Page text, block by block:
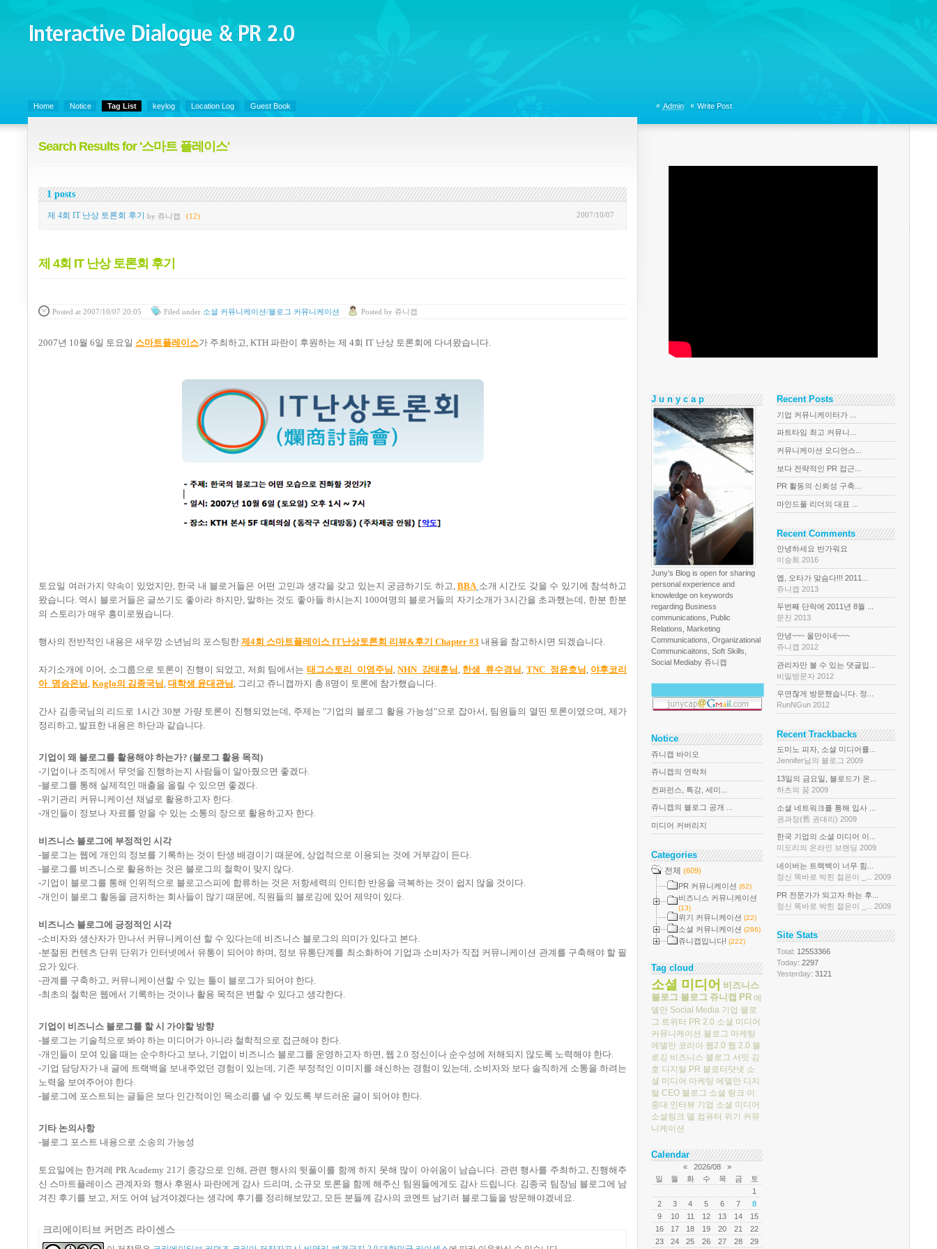
Interactive Dialogue &
PR 2.0
Home Notice Tag List keylog Location Log Guest Book
Search Results for '스마트 플레이스'
1 posts
2007/10/07
제 4회 IT 난상 토론회 후기 by 쥬니캡 (12)
제 4회 IT 난상 토론회 후기
Posted at 2007/10/07 20:05 Filed under 소셜 커뮤니케이션/블로그 커뮤니케이션 Posted by 쥬니캡
2007년 10월 6일 토요일 스마트플레이스가 주최하고, KTH 파란이 후원하는 제 4회 IT 난상 토론회에 다녀왔습니다.
토요일 여러가지 약속이 있었지만, 한국 내 블로거들은 어떤 고민과 생각을 갖고 있는지 궁금하기도 하고, BBA 소개 시간도 갖을 수 있기에 참석하고
왔습니다. 역시 블로거들은 글쓰기도 좋아라 하지만, 말하는 것도 좋아들 하시는지 100여명의 블로거들의 자기소개가 3시간을 초과했는데, 한분 한분
의 스토리가 매우 흥미로웠습니다.
행사의 전반적인 내용은 새우깡 소년님의 포스팅한 제4회 스마트플레이스 IT난상토론회 리뷰&후기 Chapter #3 내용을 참고하시면 되겠습니다.
자기소개에 이어, 소그룹으로 토론이 진행이 되었고, 저희 팀에서는 태그스토리 이영주님 NHN 강태훈님 한샘 류수경님 TNC 정윤호님 야후코리
아 명승은님 Koglo의 김종국님 대학생 윤대관님 , 그리고 쥬니캡까지 총 8명이 토론에 참가했습니다.
간사 김종국님의 리드로 1시간 30분 가량 토론이 진행되었는데, 주제는 "기업의 블로그 활용 가능성"으로 잡아서, 팀원들의 열띤 토론이였으며, 제가
정리하고, 발표한 내용은 하단과 같습니다.
기업이 왜 블로그를 활용해야 하는가? (블로그 활용 목적)
-기업이나 조직에서 무엇을 진행하는지 사람들이 알아줬으면 좋겠다.
-블로그를 통해 실제적인 매출을 올릴 수 있으면 좋겠다.
-위기관리 커뮤니케이션 채널로 활용하고자 한다.
-개인들이 정보나 자료를 얻을 수 있는 소통의 장으로 활용하고자 한다.
비즈니스 블로그에 부정적인 시각
-블로그는 웹에 개인의 정보를 기록하는 것이 탄생 배경이기 때문에, 상업적으로 이용되는 것에 거부감이 든다.
-블로그를 비즈니스로 활용하는 것은 블로그의 철학이 맞지 않다.
-기업이 블로그를 통해 인위적으로 블로고스피에 합류하는 것은 저항세력의 안티한 반응을 극복하는 것이 쉽지 않을 것이다.
-개인이 블로그 활동을 금지하는 회사들이 많기 때문에, 직원들의 블로깅에 있어 제약이 있다.
비즈니스 블로그에 긍정적인 시각
-소비자와 생산자가 만나서 커뮤니케이션 할 수 있다는데 비즈니스 블로그의 의미가 있다고 본다.
-분절된 컨텐츠 단위 단위가 인터넷에서 유통이 되어야 하며, 정보 유통단계를 최소화하여 기업과 소비자가 직접 커뮤니케이션 관계를 구축해야 할 필
요가 있다.
-관계를 구축하고, 커뮤니케이션할 수 있는 툴이 블로그가 되어야 한다.
-최초의 철학은 웹에서 기록하는 것이나 활용 목적은 변할 수 있다고 생각한다.
기업이 비즈니스 블로그를 할 시 가야할 방향
-블로그는 기술적으로 봐야 하는 미디어가 아니라 철학적으로 접근해야 한다.
-개인들이 모여 있을 때는 순수하다고 보나, 기업이 비즈니스 블로그를 운영하고자 하면, 웹 2.0 정신이나 순수성에 저해되지 않도록 노력해야 한다.
-기업 담당자가 내 글에 트랙백을 보내주었던 경험이 있는데, 기존 부정적인 이미지를 쇄신하는 경험이 있는데, 소비자와 보다 솔직하게 소통을 하려는
노력을 보여주어야 한다.
-블로그에 포스트되는 글들은 보다 인간적이인 목소리를 낼 수 있도록 부드러운 글이 되어야 한다.
기타 논의사항
-블로그 포스트 내용으로 소송의 가능성
토요일에는 한겨레 PR Academy 21기 종강으로 인해, 관련 행사의 뒷풀이를 함께 하지 못해 많이 아쉬움이 남습니다. 관련 행사를 주최하고, 진행해주
신 스마트플레이스 관계자와 행사 후원사 파란에게 감사 드리며, 소규모 토론을 함께 해주신 팀원들에게도 감사 드립니다. 김종국 팀장님 블로그에 남
겨진 후기를 보고, 저도 어여 남겨야겠다는 생각에 후기를 정리해보았고, 모든 분들께 감사의 코멘트 남기러 블로그들을 방문해야겠네요.
크리에이티브 커먼즈 라이센스
Admin Write Post
J u n y c a p
Juny's Blog is open for sharing
personal experience and
knowledge on keywords
regarding Business
communications, Public
Relations, Marketing
Communications, Organizational
Communicaitons, Soft Skills,
Social Mediaby 쥬니캡
Notice
쥬니캡 바이오
쥬니캡의 연락처
컨퍼런스, 특강, 세미...
쥬니캡의 블로그 공개 ...
미디어 커버리지
Categories
전체 (609)
PR 커뮤니케이션 (62)
비즈니스 커뮤니케이션
(13)
위기 커뮤니케이션 (22)
소셜 커뮤니케이션 (286)
쥬니캡입니다! (222)
Tag cloud
소셜 미디어 비즈니스
블로그 블로그 쥬니캡 PR 에
델만 Social Media 기업 블로
그 트위터 PR 2.0 소셜 미디어
커뮤니케이션 블로그 마케팅
에델만 코리아 웹2.0 웹 2.0 블
로깅 비즈니스 블로그 서밋 김
호 디지털 PR 블로터닷넷 소
셜 미디어 마케팅 에델만 디지
털 CEO 블로그 소셜 링크 이
중대 인터뷰 기업 소셜 미디어
소셜링크 델 컴퓨터 위기 커뮤
니케이션
Calendar
« 2026/08
»
일
월 화 수 목 금
토
1
2
3 4 5 6 7
8
9
10 11 12 13 14
15
16
17 18 19 20 21
22
23
24 25 26 27 28 29
Recent Posts
기업 커뮤니케이터가 ...
파트타임 최고 커뮤니...
커뮤니케이션 오디언스...
보다 전략적인 PR 접근...
PR 활동의 신뢰성 구축...
마인드풀 리더의 대표 ...
Recent Comments
안녕하세요 반가워요
이승희 2016
옙, 오타가 맞슴다!!! 2011...
쥬니캡 2013
두번째 단락에 2011년 8월 ...
문진 2013
안녕~~~ 올만이네~~~
쥬니캡 2012
관리자만 볼 수 있는 댓글입...
비밀방문자 2012
우연찮게 방문했습니다. 정...
RunNGun 2012
Recent Trackbacks
도미노 피자, 소셜 미디어를...
Jennifer님의 블로그 2009
13일의 금요일, 블로드가 온...
하츠의 꿈 2009
소셜 네트워크를 통해 입사 ...
권과장(舊 권대리) 2009
한국 기업의 소셜 미디어 이...
미도리의 온라인 브랜딩 2009
네이버는 트랙백이 너무 힘...
정신 똑바로 박힌 젊은이 _... 2009
PR 전문가가 되고자 하는 후...
정신 똑바로 박힌 젊은이 _... 2009
Site Stats
Total: 12553366
Today: 2297
Yesterday: 3121